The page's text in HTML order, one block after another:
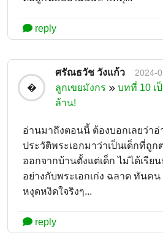
reply
�
ศรัณธวัช วังแก้ว 2024-
ลูกเขยมังกร
บทที่ 10 เ
ล้าน!
อ่านมาถึงตอนนี้ ต้องบอกเลยว่าอ่
ประวัติพระเอกมาว่าเป็นเด็กที่ถู
ออกจากบ้านตั้งแต่เด็ก ไม่ได้เรีย
อย่างกับพระเอกเก่ง ฉลาด ทันค
หงุดหงิดใจริงๆ...
reply